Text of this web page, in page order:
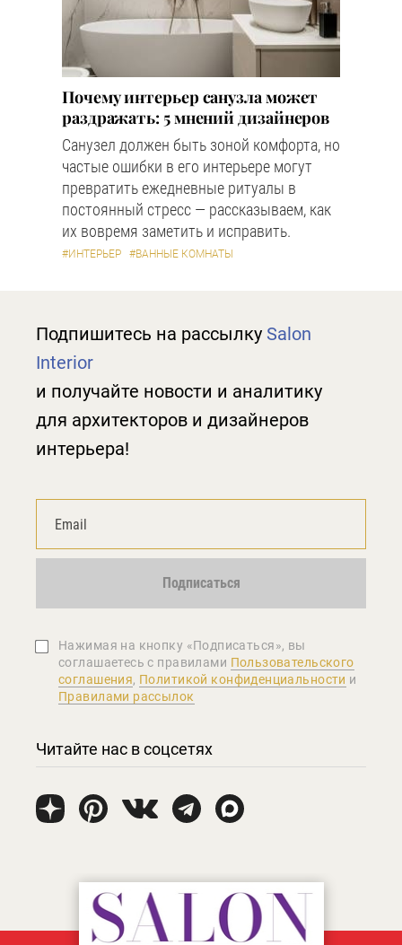
Почему интерьер санузла может
раздражать: 5 мнений дизайнеров
Санузел должен быть зоной комфорта, но
частые ошибки в его интерьере могут
превратить ежедневные ритуалы в
постоянный стресс — рассказываем, как
их вовремя заметить и исправить.
#ИНТЕРЬЕР #ВАННЫЕ КОМНАТЫ
Подпишитесь на рассылку Salon
Interior
и получайте новости и аналитику
для архитекторов и дизайнеров
интерьера!
Подписаться
Нажимая на кнопку «Подписаться», вы
соглашаетеcь с правилами Пользовательского
соглашения, Политикой конфиденциальности и
Правилами рассылок
Читайте нас в соцсетях